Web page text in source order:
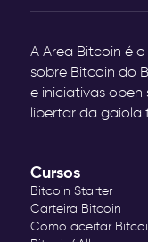
A Area Bitcoin é
sobre Bitcoin do
e iniciativas open
libertar da gaiola
Cursos
Bitcoin Starter
Carteira Bitcoin
Como aceitar